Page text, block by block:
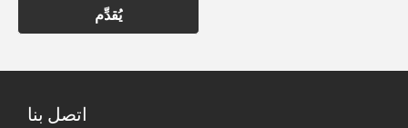
يُقدِّم
اتصل بنا